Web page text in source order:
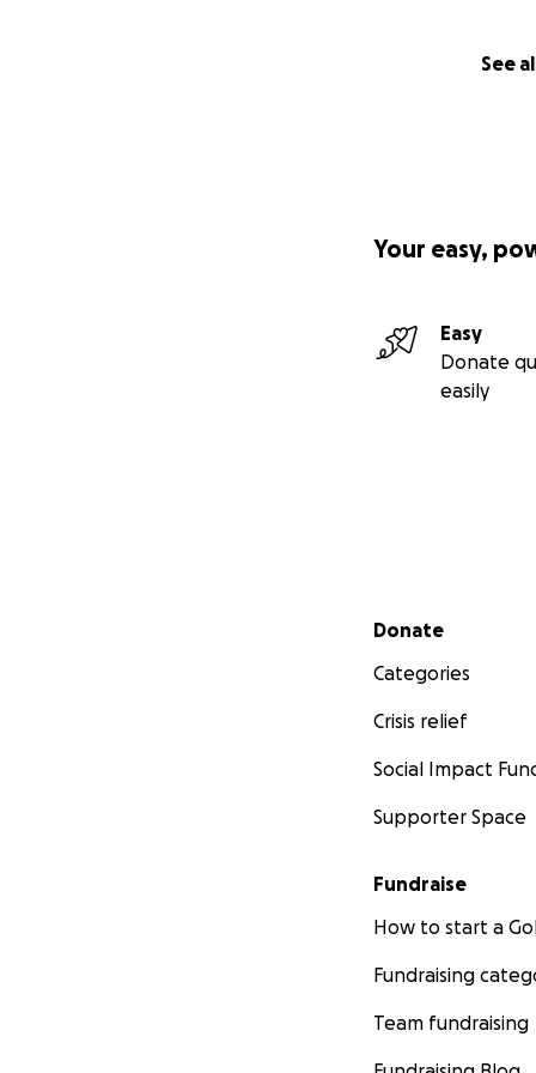
See
Your easy,
Easy
Donate
easily
Secondary menu
Donate
Categories
Crisis relief
Social Impact
Supporter Space
Fundraise
How to start a
Fundraising
Team fundraising